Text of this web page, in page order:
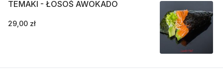
TEMAKI - ŁOSOŚ AWOKADO
29,00 zł